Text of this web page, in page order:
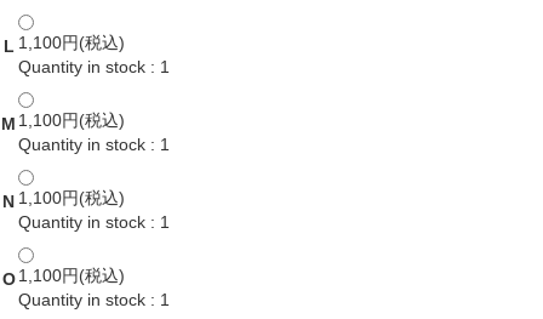
L 1,100円(税込)
Quantity in stock : 1
M 1,100円(税込)
Quantity in stock : 1
N 1,100円(税込)
Quantity in stock : 1
O 1,100円(税込)
Quantity in stock : 1